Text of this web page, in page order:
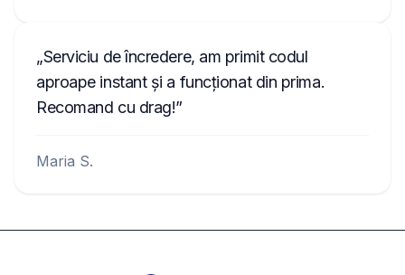
Serviciu de încredere, am primit codul
aproape instant și a funcționat din prima.
Recomand cu drag!
Maria S.